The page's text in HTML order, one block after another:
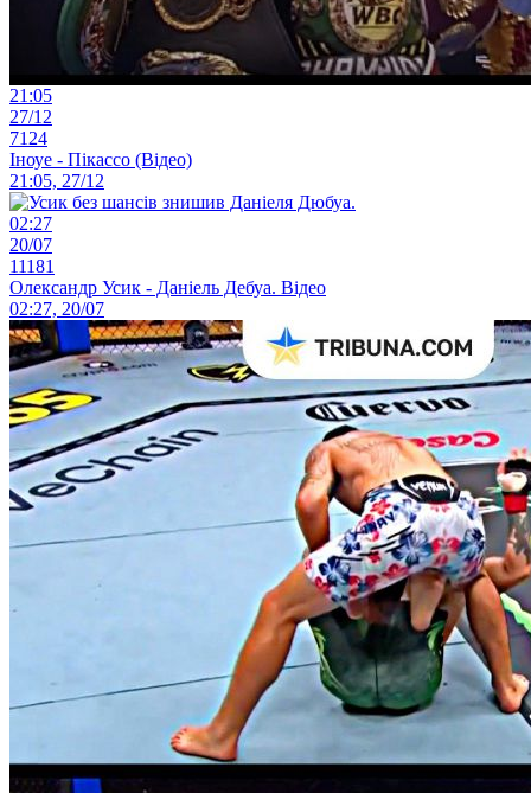
21:05
27/12
7124
Іноуе - Пікассо (Відео)
21:05, 27/12
02:27
20/07
11181
Олександр Усик - Даніель Дебуа. Відео
02:27, 20/07